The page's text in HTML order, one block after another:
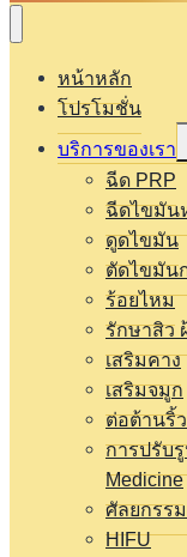
หน้าหลัก
โปรโมชั่น
บริการของเรา
ฉีด PRP
ฉีดไขมัน
ดูดไขมัน
ตัดไขมัน
ร้อยไหม
รักษาสิว
เสริมคาง
เสริมจมูก
ต่อต้านริ้
การปรับ
Medicine
ศัลยกรร
HIFU